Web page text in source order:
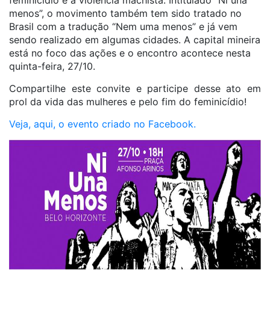
menos”, o movimento também tem sido tratado no
Brasil com a tradução “Nem uma menos” e já vem
sendo realizado em algumas cidades. A capital mineira
está no foco das ações e o encontro acontece nesta
quinta-feira, 27/10.
Compartilhe este convite e participe desse ato em
prol da vida das mulheres e pelo fim do feminicídio!
Veja, aqui, o evento criado no Facebook.